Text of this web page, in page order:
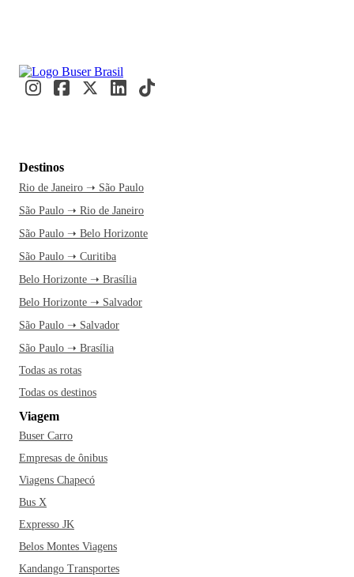
Destinos
Rio de Janeiro ➝ São Paulo
São Paulo ➝ Rio de Janeiro
São Paulo ➝ Belo Horizonte
São Paulo ➝ Curitiba
Belo Horizonte ➝ Brasília
Belo Horizonte ➝ Salvador
São Paulo ➝ Salvador
São Paulo ➝ Brasília
Todas as rotas
Todas os destinos
Viagem
Buser Carro
Empresas de ônibus
Viagens Chapecó
Bus X
Expresso JK
Belos Montes Viagens
Kandango Transportes